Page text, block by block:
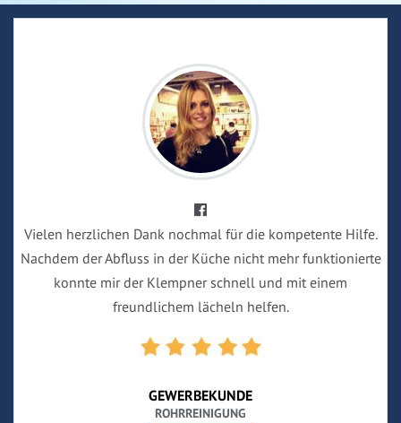
Vielen herzlichen Dank nochmal für die kompetente Hilfe.
Nachdem der Abfluss in der Küche nicht mehr funktionierte
konnte mir der Klempner schnell und mit einem
freundlichem lächeln helfen.
GEWERBEKUNDE
ROHRREINIGUNG